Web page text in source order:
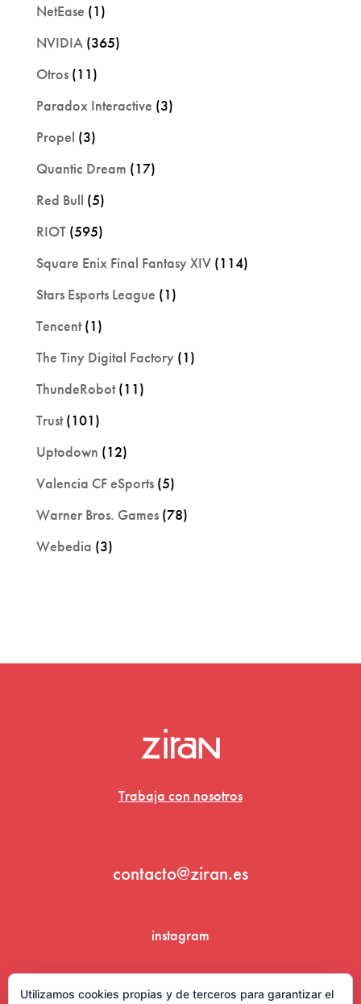
NetEase (1)
NVIDIA(365)
Otros(11)
Paradox Interactive (3)
Propel (3)
Quantic Dream (17)
Red Bull (5)
RIOT(595)
Square Enix Final Fantasy XIV(114)
Stars Esports League (1)
Tencent(1)
The Tiny Digital Factory(1)
ThundeRobot(11)
Trust(101)
Uptodown (12)
Valencia CF eSports(5)
Warner Bros. Games(78)
Webedia (3)
Trabaja con nosotros
contacto@ziran.es
instagram
Utilizamos cookies propias y de terceros para garantizar el